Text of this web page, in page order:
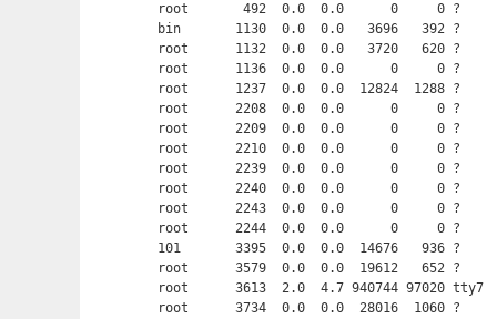
root       492  0.0  0.0      0     0 ?
bin       1130  0.0  0.0   3696   392 ?
root      1132  0.0  0.0   3720   620 ?
root      1136  0.0  0.0      0     0 ?
root      1237  0.0  0.0  12824  1288 ?
root      2208  0.0  0.0      0     0 ?
root      2209  0.0  0.0      0     0 ?
root      2210  0.0  0.0      0     0 ?
root      2239  0.0  0.0      0     0 ?
root      2240  0.0  0.0      0     0 ?
root      2243  0.0  0.0      0     0 ?
root      2244  0.0  0.0      0     0 ?
101       3395  0.0  0.0  14676   936 ?
root      3579  0.0  0.0  19612   652 ?
root      3613  2.0  4.7 940744 97020 tty7
root      3734  0.0  0.0  28016  1060 ?